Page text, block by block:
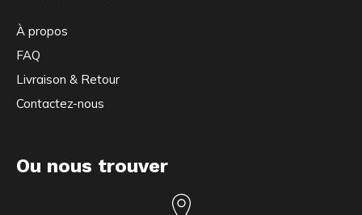
À propos
FAQ
Livraison & Retour
Contactez-nous
Ou nous trouver